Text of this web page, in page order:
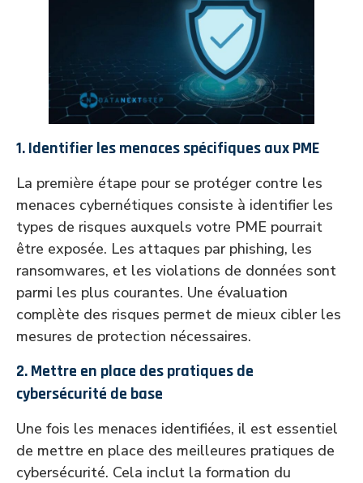
1.Identifier les menaces spécifiques aux PME
La première étape pour se protéger contre les
menaces cybernétiques consiste à identifier les
types de risques auxquels votre PME pourrait
être exposée. Les attaques par phishing, les
ransomwares, et les violations de données sont
parmi les plus courantes. Une évaluation
complète des risques permet de mieux cibler les
mesures de protection nécessaires.
2. Mettre en place des pratiques de
cybersécurité de base
Une fois les menaces identifiées, il est essentiel
de mettre en place des meilleures pratiques de
cybersécurité. Cela inclut la formation du